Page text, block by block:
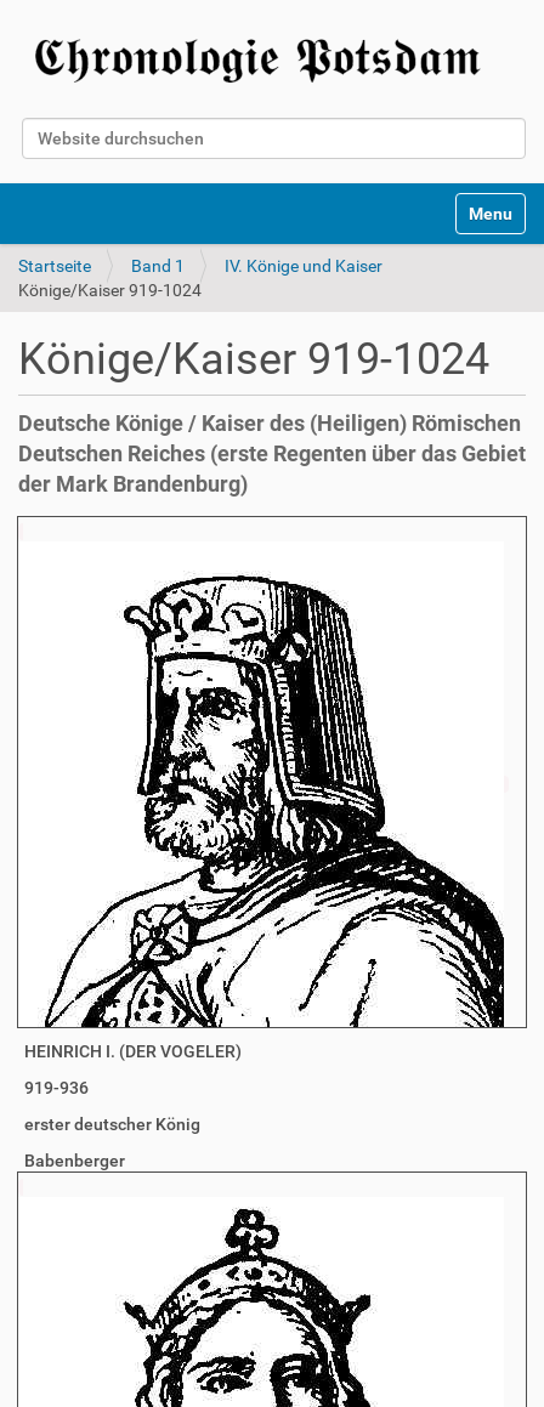
Website durchsuchen
Toggle
Startseite Band 1
IV. Könige und Kaiser
Könige/Kaiser 919-1024
Könige/Kaiser 919-1024
Deutsche Könige / Kaiser des (Heiligen) Römischen
Deutschen Reiches (erste Regenten über das Gebiet
der Mark Brandenburg)
HEINRICH I. (DER VOGELER)
919-936
erster deutscher König
Babenberger